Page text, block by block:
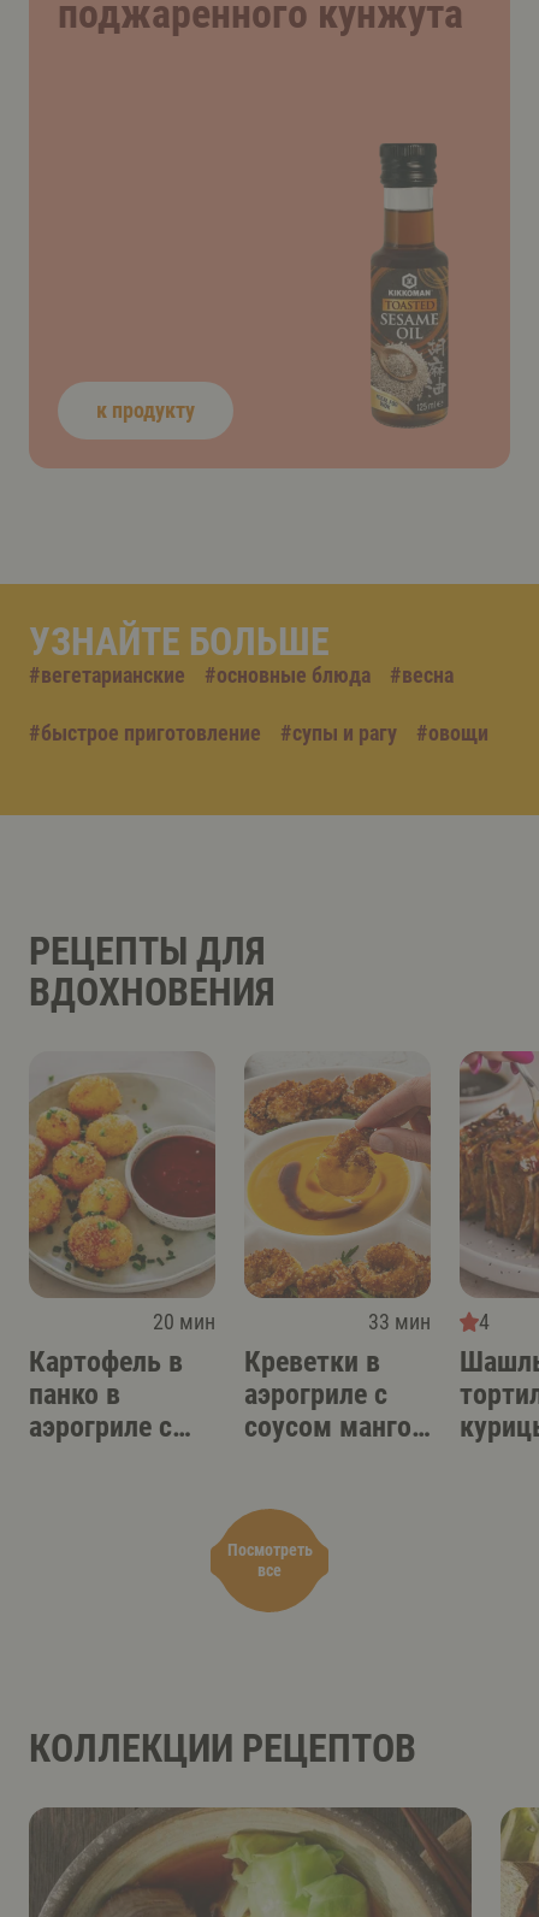
поджаренного кунжута
к продукту
УЗНАЙТЕ БОЛЬШЕ
#вегетарианские #основные блюда #весна
#быстрое приготовление #супы и рагу #овощи
РЕЦЕПТЫ ДЛЯ
ВДОХНОВЕНИЯ
Посмотреть
все
20 мин
Картофель в
панко в
аэрогриле с
33 мин
Креветки в
аэрогриле с
соусом манго-
4
КОЛЛЕКЦИИ РЕЦЕПТОВ